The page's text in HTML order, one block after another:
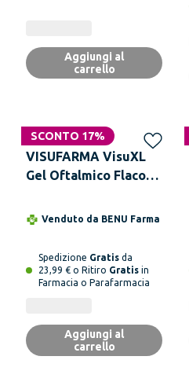
Aggiungi al
carrello
SCONTO 17%
VISUFARMA VisuXL
Gel Oftalmico Flacone
Venduto da BENU Farma
Spedizione Gratis da
23,99 € o Ritiro Gratis in
Farmacia o Parafarmacia
Aggiungi al
carrello